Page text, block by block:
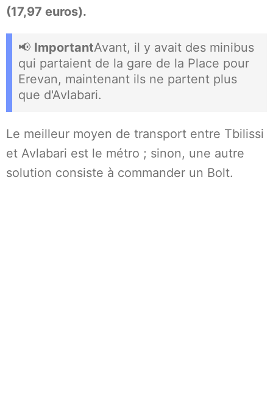
(17,97 euros).
📢 ImportantAvant, il y avait des minibus
qui partaient de la gare de la Place pour
Erevan, maintenant ils ne partent plus
que d'Avlabari.
Le meilleur moyen de transport entre Tbilissi
et Avlabari est le métro ; sinon, une autre
solution consiste à commander un Bolt.